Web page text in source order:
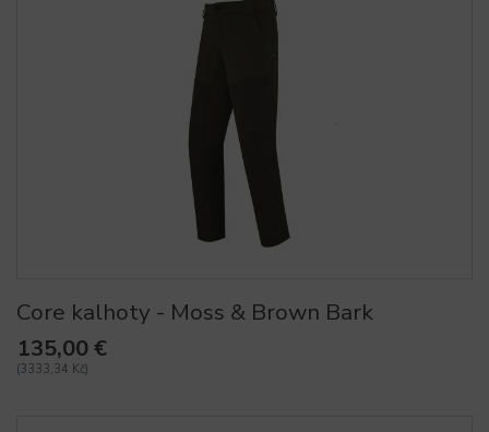
Core kalhoty - Moss & Brown Bark
135,00 €
(3333,34 Kč)